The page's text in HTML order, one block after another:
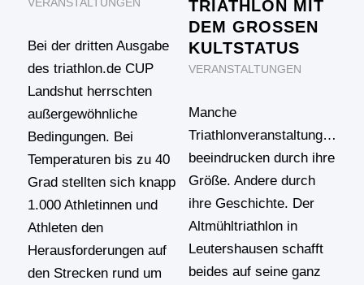
VERANSTALTUNGEN
Bei der dritten Ausgabe
des triathlon.de CUP
Landshut herrschten
außergewöhnliche
Bedingungen. Bei
Temperaturen bis zu 40
Grad stellten sich knapp
1.000 Athletinnen und
Athleten den
Herausforderungen auf
den Strecken rund um
TRIATHLON MIT
DEM GROSSEN K
ULTSTATUS
VERANSTALTUNGEN
Manche
Triathlonveranstaltungen
beeindrucken durch ihre
Größe. Andere durch
ihre Geschichte. Der
Altmühltriathlon in
Leutershausen schafft
beides auf seine ganz